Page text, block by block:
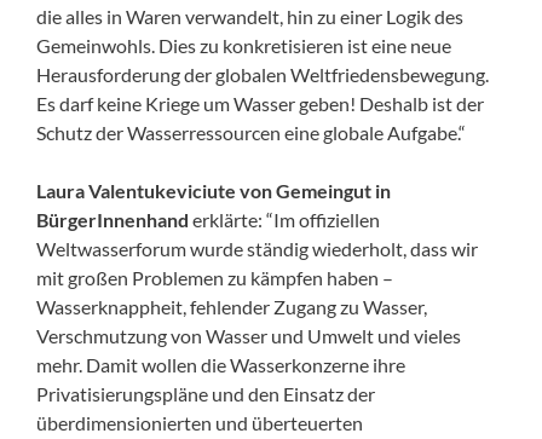
die alles in Waren verwandelt, hin zu einer Logik des
Gemeinwohls. Dies zu konkretisieren ist eine neue
Herausforderung der globalen Weltfriedensbewegung.
Es darf keine Kriege um Wasser geben! Deshalb ist der
Schutz der Wasserressourcen eine globale Aufgabe.“
Laura Valentukeviciute von Gemeingut in
BürgerInnenhand erklärte: “Im offiziellen
Weltwasserforum wurde ständig wiederholt, dass wir
mit großen Problemen zu kämpfen haben –
Wasserknappheit, fehlender Zugang zu Wasser,
Verschmutzung von Wasser und Umwelt und vieles
mehr. Damit wollen die Wasserkonzerne ihre
Privatisierungspläne und den Einsatz der
überdimensionier­ten und überteuerten